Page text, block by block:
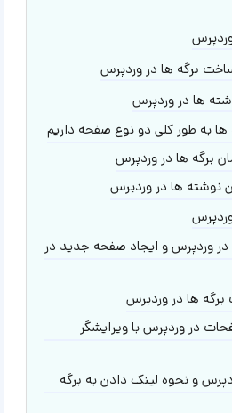
برگه ها در وردپرس
ها در وردپرس
ها به طور کلی دو نوع صفحه داریم
برگه ها در وردپرس
نوشته ها در وردپرس
وردپرس و ایجاد صفحه جدید در
ها در وردپرس
در وردپرس با ویرایشگر
و نحوه لینک دادن به برگه